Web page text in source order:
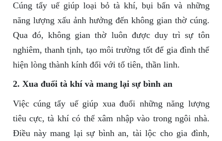
Cúng tẩy uế giúp loại bỏ tà khí, bụi bẩn và những
năng lượng xấu ảnh hưởng đến không gian thờ cúng.
Qua đó, không gian thờ luôn được duy trì sự tôn
nghiêm, thanh tịnh, tạo môi trường tốt để gia đình thể
hiện lòng thành kính đối với tổ tiên, thần linh.
2. Xua đuổi tà khí và mang lại sự bình an
Việc cúng tẩy uế giúp xua đuổi những năng lượng
tiêu cực, tà khí có thể xâm nhập vào trong ngôi nhà.
Điều này mang lại sự bình an, tài lộc cho gia đình,